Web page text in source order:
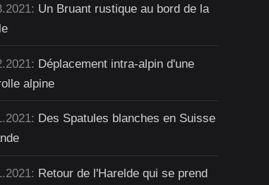
Un Bruant rustique au bord de la
Déplacement intra-alpin d'une
alpine
Des Spatules blanches en Suisse
Retour de l'Harelde qui se prend